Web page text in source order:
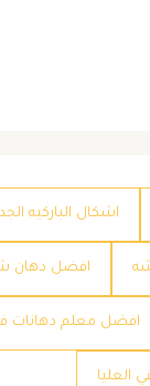
اشكال الباركيه
افضل دهان
افضل معلم دهانات
العليا